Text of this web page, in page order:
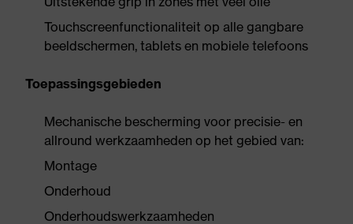
Touchscreenfunctionaliteit op alle gangbare
beeldschermen, tablets en mobiele telefoons
Toepassingsgebieden
Mechanische bescherming voor precisie- en
allround werkzaamheden op het gebied van:
Montage
Onderhoud
Onderhoudswerkzaamheden